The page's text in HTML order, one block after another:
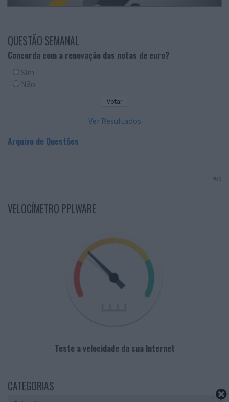
QUESTÃO SEMANAL
Concorda com a renovação das notas de euro?
Sim
Não
Ver Resultados
Arquivo de Questões
PUB
VELOCÍMETRO PPLWARE
Teste a velocidade da sua Internet
CATEGORIAS
Categorias